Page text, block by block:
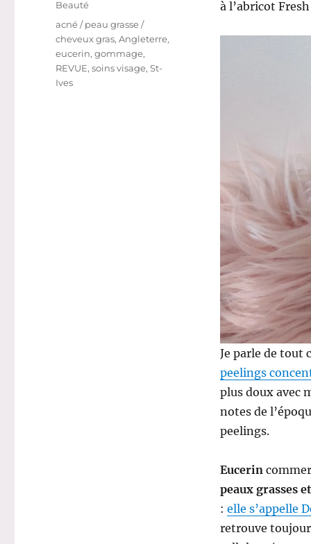
à l’abricot
Je parle de tout
peelings
plus doux avec
notes de
peelings.
Eucerin
peaux grasses
: elle s’appelle
retrouve
Catégories
Beauté
Étiquettes
acné / peau grasse /
cheveux gras,Angleterre,
eucerin,gommage,
REVUE,soins visage,St-
Ives